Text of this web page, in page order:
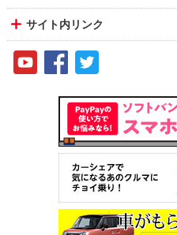
サイト内リンク